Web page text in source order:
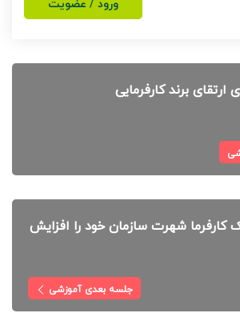
ورود / عضویت
کارفرما شهرت سازمان خود را افزایش
جلسه بعدی آموزشی